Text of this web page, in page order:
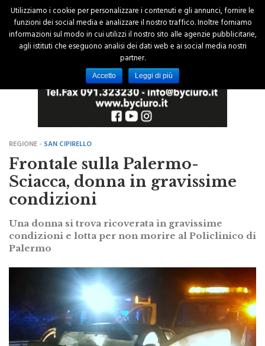
REGIONE -SAN CIPIRELLO
Frontale sulla Palermo-
Sciacca, donna in gravissime
condizioni
Una donna si trova ricoverata in gravissime
condizioni e lotta per non morire al Policlinico di
Palermo
Utilizziamo i cookie per personalizzare i contenuti e gli annunci, fornire le
funzioni dei social media e analizzare il nostro traffico. Inoltre forniamo
informazioni sul modo in cui utilizzi il nostro sito alle agenzie pubblicitarie,
agli istituti che eseguono analisi dei dati web e ai social media nostri
partner.
Accetto Leggi di più